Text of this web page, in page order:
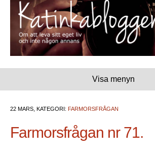
Visa menyn
22 MARS, KATEGORI: FARMORSFRÅGAN
Farmorsfrågan nr 71.